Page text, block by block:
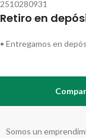
Retiro en
• Entregamos en
Somos un